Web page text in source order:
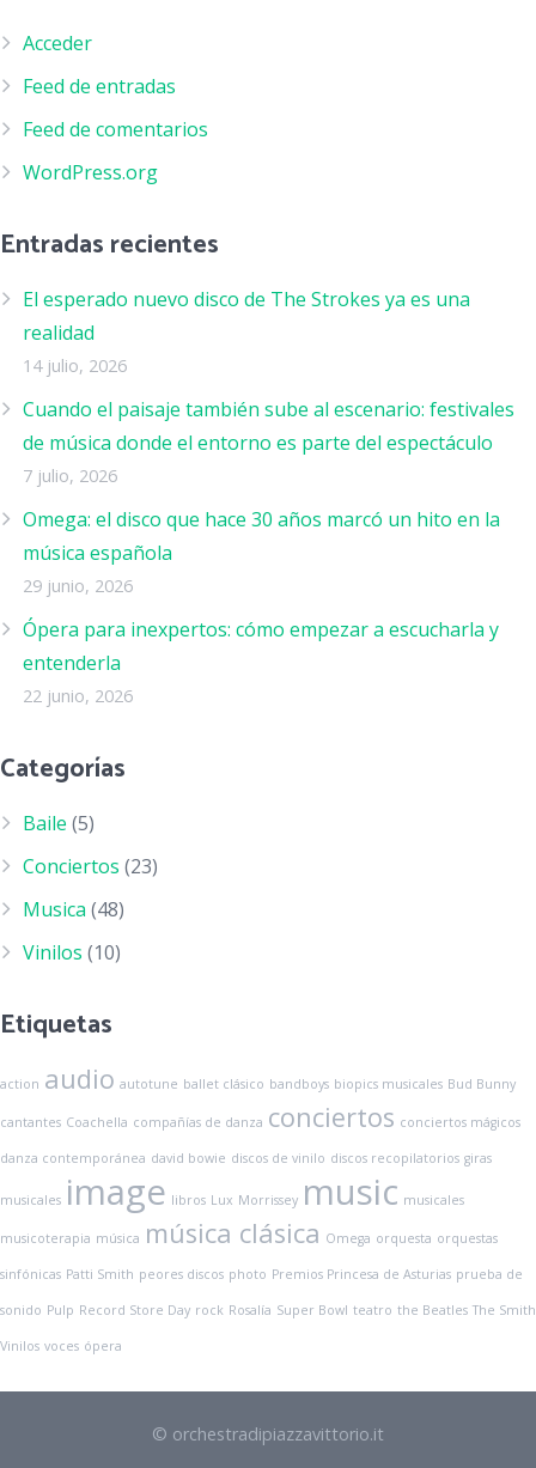
Acceder
Feed de entradas
Feed de comentarios
WordPress.org
Entradas recientes
El esperado nuevo disco de The Strokes ya es una
realidad
14 julio, 2026
Cuando el paisaje también sube al escenario: festivales
de música donde el entorno es parte del espectáculo
7 julio, 2026
Omega: el disco que hace 30 años marcó un hito en la
música española
29 junio, 2026
Ópera para inexpertos: cómo empezar a escucharla y
entenderla
22 junio, 2026
Categorías
Baile (5)
Conciertos (23)
Musica (48)
Vinilos (10)
Etiquetas
action audio autotune ballet clásico bandboys biopics musicales Bud Bunny
cantantes Coachella compañías de danza conciertos conciertos mágicos
danza contemporánea david bowie discos de vinilo discos recopilatorios giras
musicales image libros Lux Morrissey music musicales
musicoterapia música música clásica Omega orquesta orquestas
sinfónicas Patti Smith peores discos photo Premios Princesa de Asturias prueba de
sonido Pulp Record Store Day rock Rosalía Super Bowl teatro the Beatles The Smith
Vinilos voces ópera
© orchestradipiazzavittorio.it